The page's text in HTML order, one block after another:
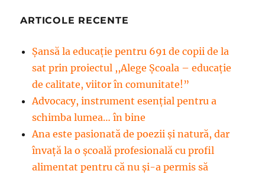
ARTICOLE RECENTE
Șansă la educație pentru 691 de copii de la
sat prin proiectul ,,Alege Școala – educație
de calitate, viitor în comunitate!”
Advocacy, instrument esenţial pentru a
schimba lumea… în bine
Ana este pasionată de poezii și natură, dar
învață la o școală profesională cu profil
alimentat pentru că nu și-a permis să